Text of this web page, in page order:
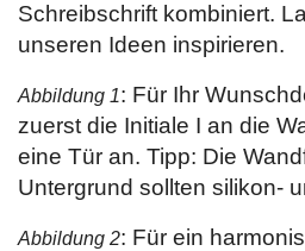
Schreibschrift kombiniert.
unseren Ideen inspirieren.
Abbildung 1: Für Ihr
zuerst die Initiale I an die
eine Tür an. Tipp: Die
Untergrund sollten silikon-
Abbildung 2: Für ein